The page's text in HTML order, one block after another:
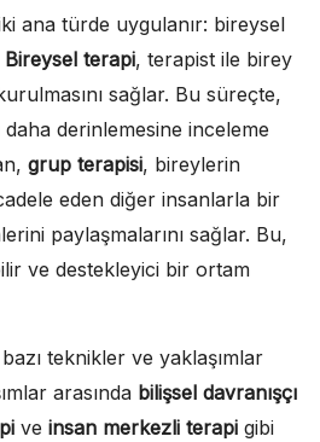
ana türde uygulanır: bireysel
Bireysel terapi, terapist ile birey
sağlar. Bu süreçte,
derinlemesine inceleme
grup terapisi, bireylerin
eden diğer insanlarla bir
paylaşmalarını sağlar. Bu,
ve destekleyici bir ortam
teknikler ve yaklaşımlar
arasında bilişsel davranışçı
ve insan merkezli terapi gibi